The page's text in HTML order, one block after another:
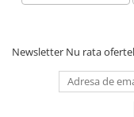
Newsletter Nu rata